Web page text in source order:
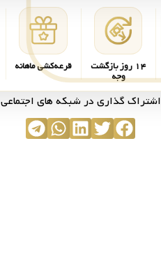
۱۴ روز بازگشت
وجه
قرعه‌کشی ماهانه
اشتراک گذاری در شبکه های اجتماعی